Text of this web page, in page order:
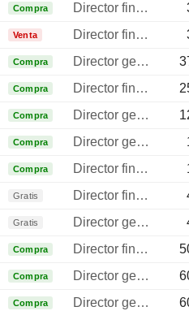
Compra Director financiero
Venta Director financiero
Compra Director general
Compra Director financiero
Compra Director general
Compra Director general
Compra Director financiero
Gratis Director financiero
Gratis Director general
Compra Director financiero
Compra Director general
Compra Director general